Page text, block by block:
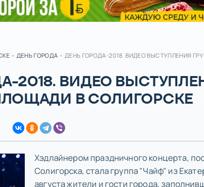
- ДЕНЬ ГОРОДА - ДЕНЬ ГОРОДА-2018. ВИДЕО ВЫСТУПЛЕНИЯ
2018. ВИДЕО
В СОЛИГОРСКЕ
Хэдлайнером праздничного концерта,
Солигорска, стала группа "Чайф" из
августа жители и гости города,